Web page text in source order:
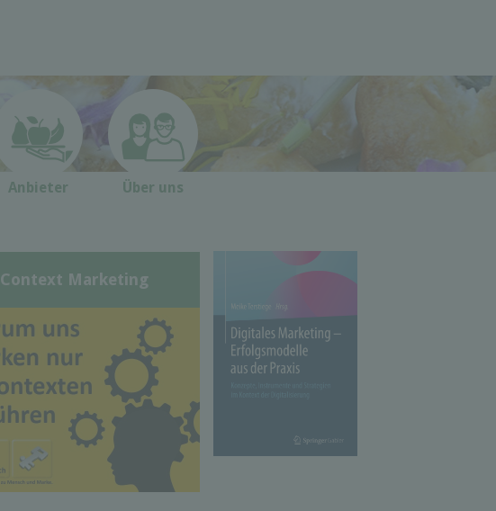
Anbieter Über uns
Context Marketing